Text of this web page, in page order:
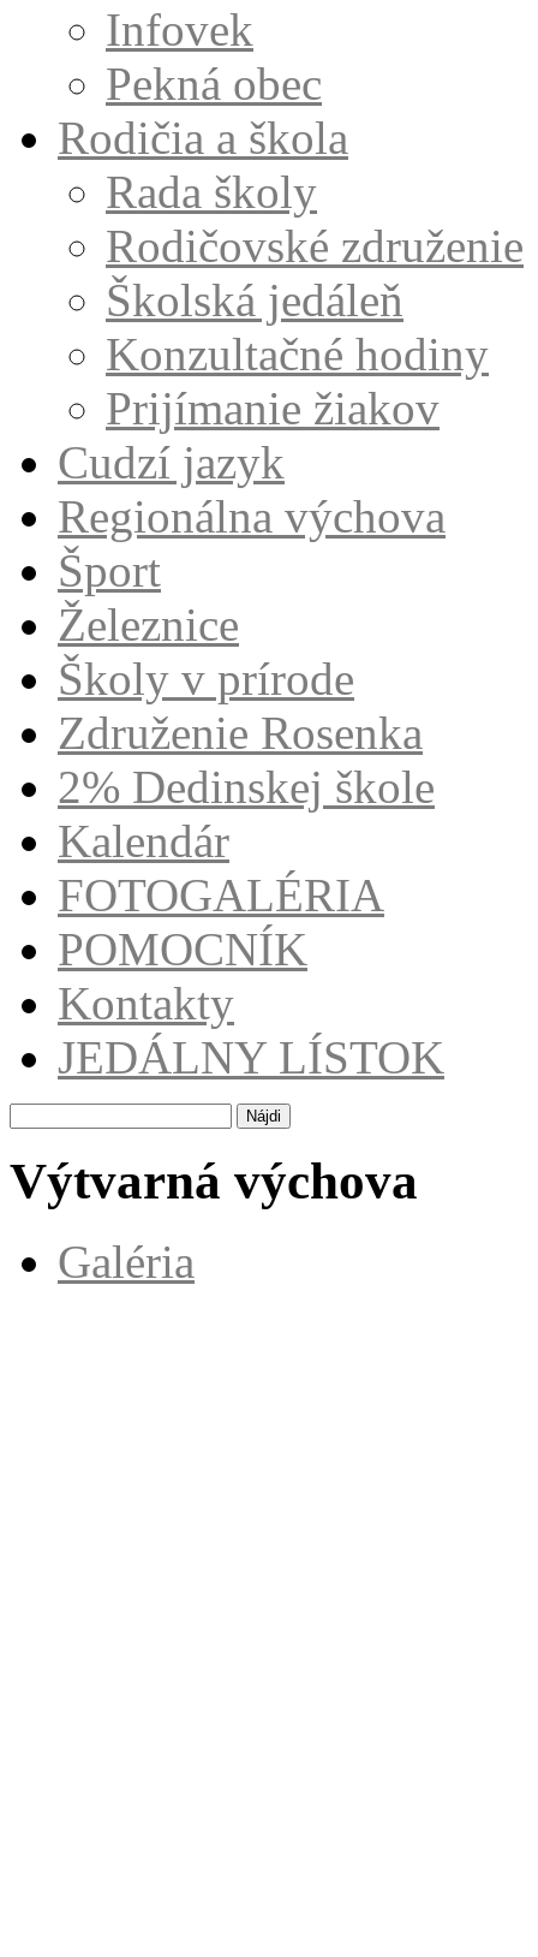
Infovek
Pekná obec
Rodičia a škola
Rada školy
Rodičovské združenie
Školská jedáleň
Konzultačné hodiny
Prijímanie žiakov
Cudzí jazyk
Regionálna výchova
Šport
Železnice
Školy v prírode
Združenie Rosenka
2% Dedinskej škole
Kalendár
FOTOGALÉRIA
POMOCNÍK
Kontakty
JEDÁLNY LÍSTOK
Výtvarná výchova
Galéria